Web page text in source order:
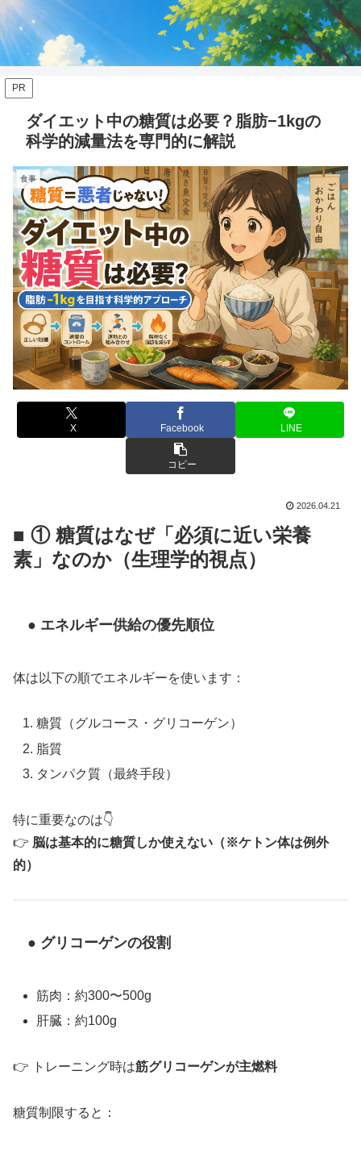
PR
ダイエット中の糖質は必要？脂肪−1kgの
科学的減量法を専門的に解説
食事
X Facebook LINE
コピー
2026.04.21
■ ① 糖質はなぜ「必須に近い栄養
素」なのか（生理学的視点）
● エネルギー供給の優先順位
体は以下の順でエネルギーを使います：
糖質（グルコース・グリコーゲン）
脂質
タンパク質（最終手段）
特に重要なのは👇
👉 脳は基本的に糖質しか使えない（※ケトン体は例外
的）
● グリコーゲンの役割
筋肉：約300〜500g
肝臓：約100g
👉 トレーニング時は筋グリコーゲンが主燃料
糖質制限すると：